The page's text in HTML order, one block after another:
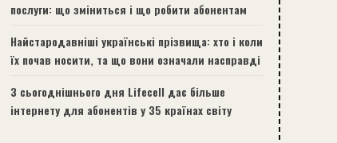
послуги: що зміниться і що робити абонентам
Найстародавніші українські прізвища: хто і коли
їх почав носити, та що вони означали насправді
З сьогоднішнього дня Lifecell дає більше
інтернету для абонентів у 35 країнах світу